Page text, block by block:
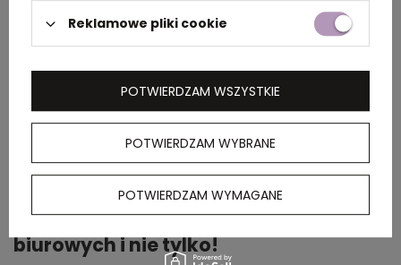
Gadżety reklamowe dla pracowników
biurowych i nie tylko!
Reklamowe pliki cookie
POTWIERDZAM WYBRANE
POTWIERDZAM WYMAGANE
POTWIERDZAM WSZYSTKIE